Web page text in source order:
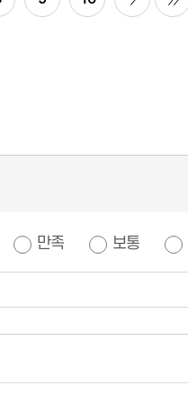
만족 보통